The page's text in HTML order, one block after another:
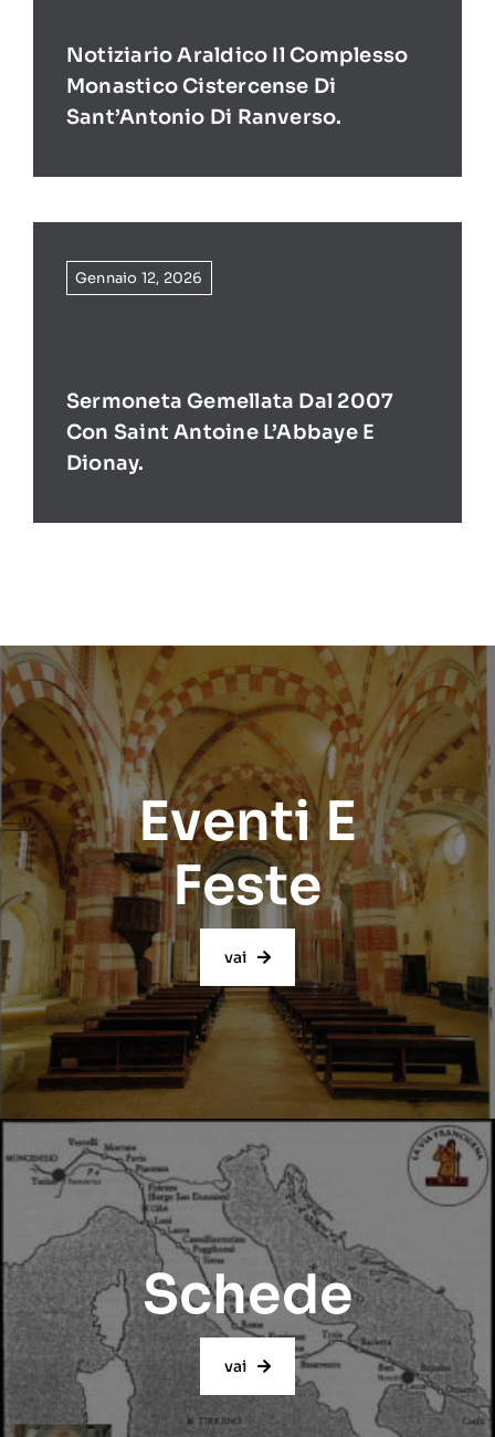
Notiziario Araldico Il Complesso
Monastico Cistercense Di
Sant’Antonio Di Ranverso.
Gennaio 12, 2026
Sermoneta Gemellata Dal 2007
Con Saint Antoine L’Abbaye E
Dionay.
Eventi E
Feste
vai
Schede
vai